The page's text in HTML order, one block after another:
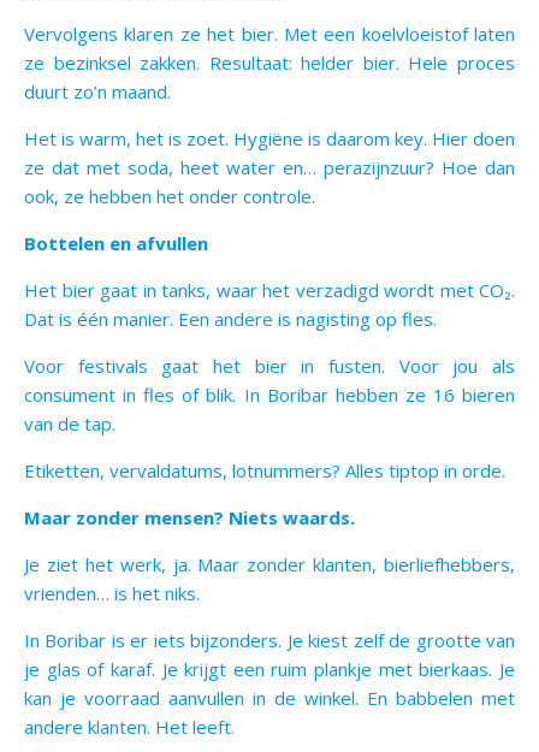
Vervolgens klaren ze het bier. Met een koelvloeistof laten
ze bezinksel zakken. Resultaat: helder bier. Hele proces
duurt zo’n maand.
Het is warm, het is zoet. Hygiëne is daarom key. Hier doen
ze dat met soda, heet water en… perazijnzuur? Hoe dan
ook, ze hebben het onder controle.
Bottelen en afvullen
Het bier gaat in tanks, waar het verzadigd wordt met CO₂.
Dat is één manier. Een andere is nagisting op fles.
Voor festivals gaat het bier in fusten. Voor jou als
consument in fles of blik. In Boribar hebben ze 16 bieren
van de tap.
Etiketten, vervaldatums, lotnummers? Alles tiptop in orde.
Maar zonder mensen? Niets waards.
Je ziet het werk, ja. Maar zonder klanten, bierliefhebbers,
vrienden… is het niks.
In Boribar is er iets bijzonders. Je kiest zelf de grootte van
je glas of karaf. Je krijgt een ruim plankje met bierkaas. Je
kan je voorraad aanvullen in de winkel. En babbelen met
andere klanten. Het leeft.